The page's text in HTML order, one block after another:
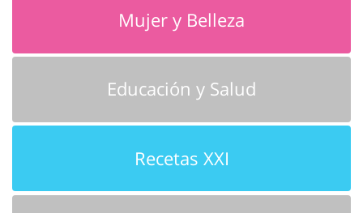
Mujer y Belleza
Educación y Salud
Recetas XXI